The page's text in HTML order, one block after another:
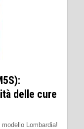
delle cure
Lombardia!